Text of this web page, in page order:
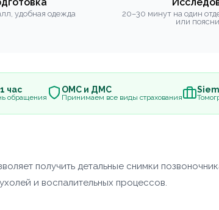
удобная одежда
20–30 минут на один
или
час
обращения
ОМС и ДМС
Принимаем все виды страхования
получить детальные снимки
и воспалительных процессов.